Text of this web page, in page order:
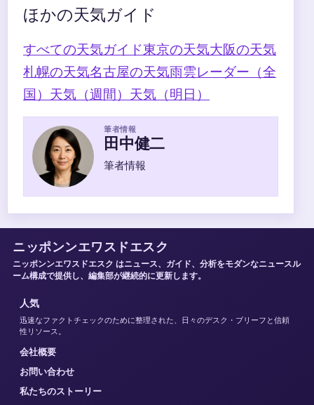
ほかの天気ガイド
すべての天気ガイド東京の天気大阪の天気
札幌の天気名古屋の天気雨雲レーダー（全
国） 天気（週間） 天気（明日）
筆者情報
田中健二
筆者情報
ニッポンンエワスドエスク
ニッポンンエワスドエスク はニュース、ガイド、分析をモダンなニュースル
ーム構成で提供し、編集部が継続的に更新します。
人気
迅速なファクトチェックのために整理された、日々のデスク・ブリーフと信頼
性リソース。
会社概要
お問い合わせ
私たちのストーリー